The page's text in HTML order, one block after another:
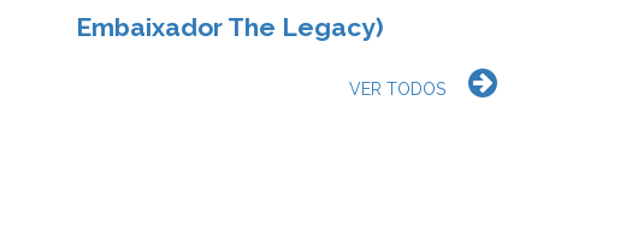
Embaixador The Legacy)
VER TODOS